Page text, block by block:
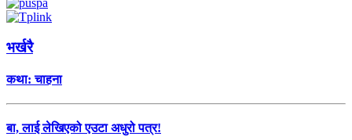
भर्खरै
कथा: चाहना
बा, लाई लेखिएको एउटा अधुरो पत्र!